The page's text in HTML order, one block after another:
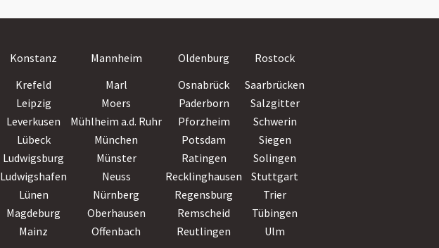
Konstanz Mannheim Oldenburg Rostock
Krefeld Marl Osnabrück Saarbrücken
Leipzig Moers Paderborn Salzgitter
Leverkusen Mühlheim a.d. Ruhr Pforzheim Schwerin
Lübeck München Potsdam Siegen
Ludwigsburg Münster Ratingen Solingen
Ludwigshafen Neuss Recklinghausen Stuttgart
Lünen Nürnberg Regensburg Trier
Magdeburg Oberhausen Remscheid
Tübingen
Mainz Offenbach Reutlingen Ulm